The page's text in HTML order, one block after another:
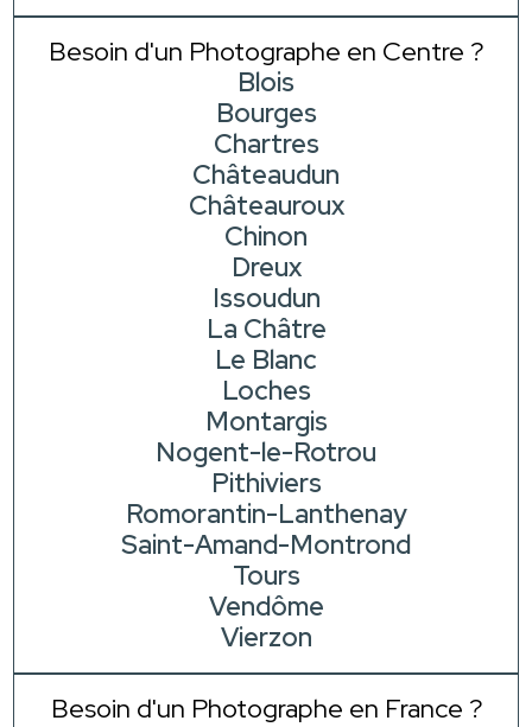
Besoin d'un Photographe en Centre ?
Blois
Bourges
Chartres
Châteaudun
Châteauroux
Chinon
Dreux
Issoudun
La Châtre
Le Blanc
Loches
Montargis
Nogent-le-Rotrou
Pithiviers
Romorantin-Lanthenay
Saint-Amand-Montrond
Tours
Vendôme
Vierzon
Besoin d'un Photographe en France ?